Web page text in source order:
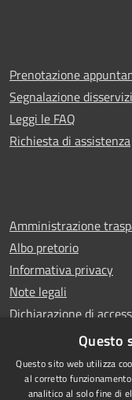
Prenotazione
Segnalazione
Leggi le FAQ
Richiesta di assistenza
Amministrazione
Albo pretorio
Informativa privacy
Note legali
Dichiarazione di
WhistleblowingQuesto
Questo sito web utilizza
al corretto
analitico al solo fine di